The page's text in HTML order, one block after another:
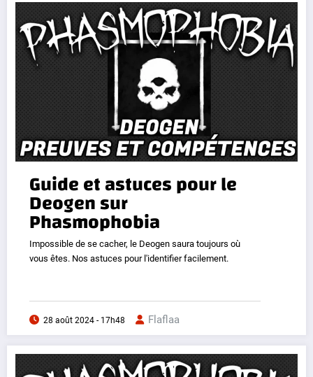
Guide et astuces pour le
Deogen sur
Phasmophobia
Impossible de se cacher, le Deogen saura toujours où
vous êtes. Nos astuces pour l'identifier facilement.
28 août 2024 - 17h48 Flaflaa